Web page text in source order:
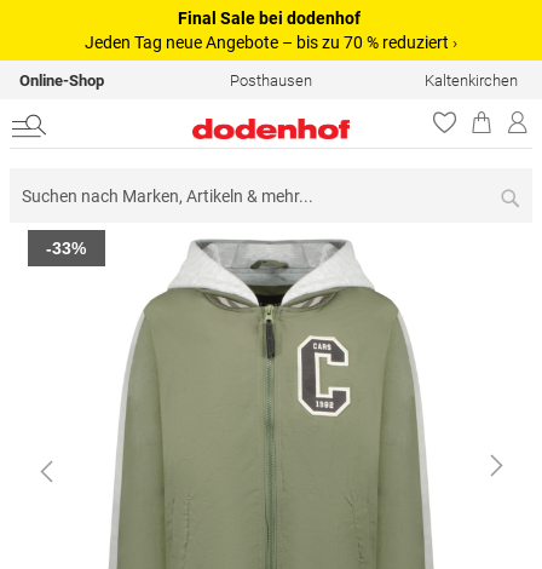
Final Sale bei dodenhof
Jeden Tag neue Angebote – bis zu 70 % reduziert ›
Online-Shop Posthausen Kaltenkirchen
Zum
Ende
-33%